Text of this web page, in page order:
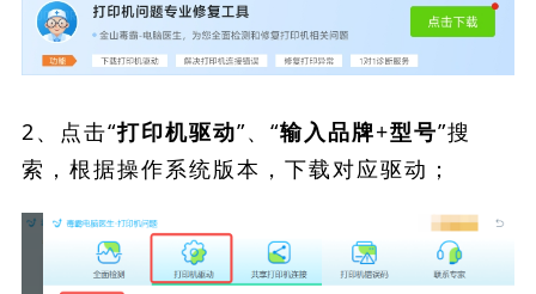
2、点击“打印机驱动”、“输入品牌+型号”搜
索，根据操作系统版本，下载对应驱动；